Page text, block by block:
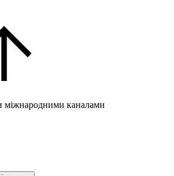
міжнародними каналами